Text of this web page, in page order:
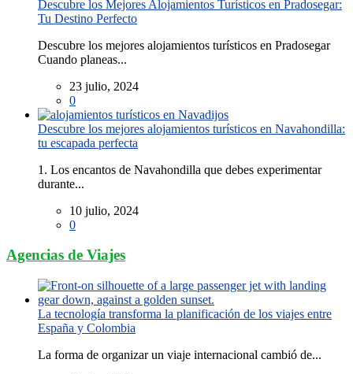
Descubre los Mejores Alojamientos Turísticos en Pradosegar:
Tu Destino Perfecto
Descubre los mejores alojamientos turísticos en Pradosegar
Cuando planeas...
23 julio, 2024
0
Descubre los mejores alojamientos turísticos en Navahondilla:
tu escapada perfecta
1. Los encantos de Navahondilla que debes experimentar
durante...
10 julio, 2024
0
Agencias de Viajes
La tecnología transforma la planificación de los viajes entre
España y Colombia
La forma de organizar un viaje internacional cambió de...